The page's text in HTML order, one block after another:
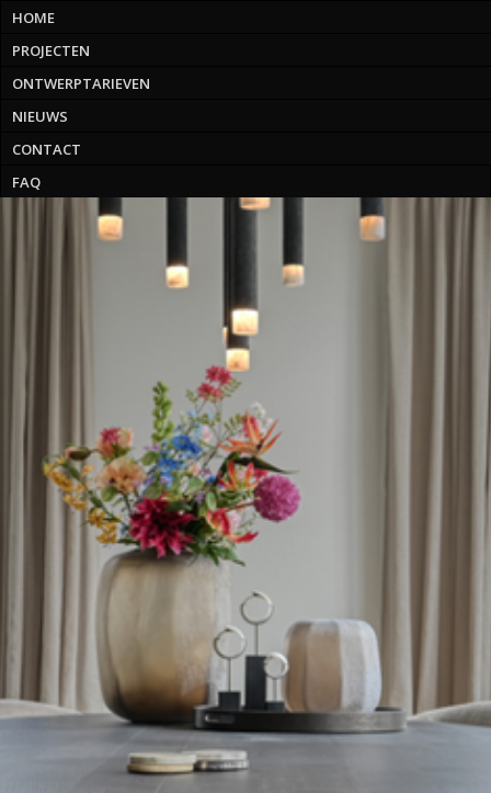
HOME
PROJECTEN
ONTWERPTARIEVEN
NIEUWS
CONTACT
FAQ